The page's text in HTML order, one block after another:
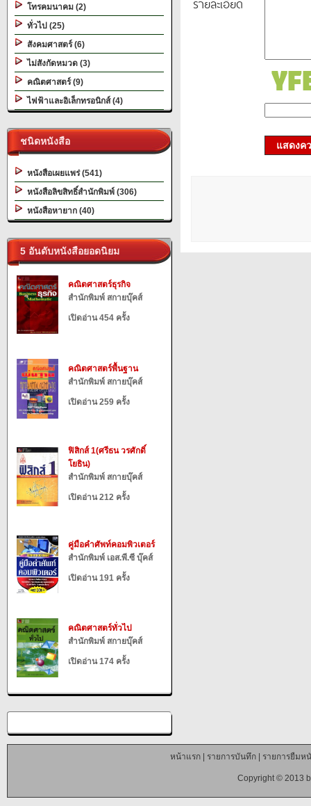
โทรคมนาคม (2)
ทั่วไป (25)
สังคมศาสตร์ (6)
ไม่สังกัดหมวด (3)
คณิตศาสตร์ (9)
ไฟฟ้าและอิเล็กทรอนิกส์ (4)
ชนิดหนังสือ
หนังสือเผยแพร่ (541)
หนังสือลิขสิทธิ์สำนักพิมพ์ (306)
หนังสือหายาก (40)
5 อันดับหนังสือยอดนิยม
คณิตศาสตร์ธุรกิจ
สำนักพิมพ์ สกายบุ๊คส์
เปิดอ่าน 454 ครั้ง
คณิตศาสตร์พื้นฐาน
สำนักพิมพ์ สกายบุ๊คส์
เปิดอ่าน 259 ครั้ง
ฟิสิกส์ 1(ศรีธน วรศักดิ์
โยธิน)
สำนักพิมพ์ สกายบุ๊คส์
เปิดอ่าน 212 ครั้ง
คู่มือคำศัพท์คอมพิวเตอร์
สำนักพิมพ์ เอส.พี.ซี บุ๊คส์
เปิดอ่าน 191 ครั้ง
คณิตศาสตร์ทั่วไป
สำนักพิมพ์ สกายบุ๊คส์
เปิดอ่าน 174 ครั้ง
แสดงค
หน้าแรก| รายการบันทึก| รายการยืมห
Copyright © 2013